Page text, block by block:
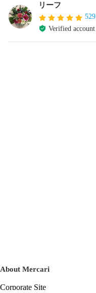
リーフ
529
Verified account
About Mercari
Corporate Site